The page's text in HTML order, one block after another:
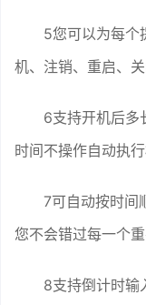
5您可以为每个
机、注销、重启、
6支持开机后多
时间不操作自动执行
7可自动按时间
您不会错过每一个重
8支持倒计时输